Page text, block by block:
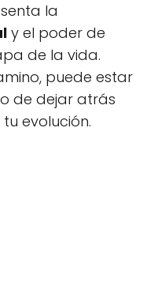
la
y el poder de
de la vida.
puede estar
de dejar atrás
evolución.